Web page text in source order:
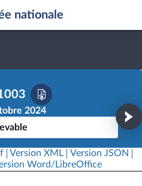
nationale
2024
Version XML
Version JSON
Word/LibreOffice